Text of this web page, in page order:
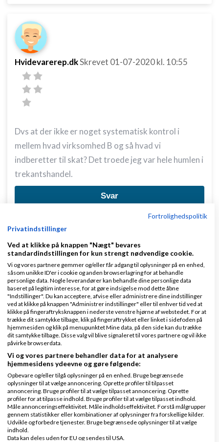
Hvidevarerep.dkSkrevet 01-07-2020kl. 10:55
Dvs at der ikke er noget systematisk kontrol i
mellem hvad virksomhed B og så hvad vi
indberetter til skat? Det troede jeg var hele humlen i
trekantshandel.
Svar
Jesper_nlSkrevet01-07-2020kl. 11:27
Hvidevarerep.dk:
Dvs at der ikke er noget systematisk kontrol i
mellem hvad virksomhed B og så hvad vi
indberetter til skat? Det troede jeg var hele
humlen i trekantshandel.
Jo, der er systematisk kontrol. Jeg kan ikke helt se
Fortrolighedspolitik
Privatindstillinger
Ved at klikke på knappen "Nægt" bevares
standardindstillingen for kun strengt nødvendige cookie.
Vi og vores partnere gemmer og/eller får adgang til oplysninger på en enhed,
såsom unikke ID'er i cookie og anden browserlagring for at behandle
personlige data. Nogle leverandører kan behandle dine personlige data
baseret på legitim interesse, for at gøre indsigelse mod dette åbne
"Indstillinger". Du kan acceptere, afvise eller administrere dine indstillinger
ved at klikke på knappen "Administrer indstillinger" eller til enhver tid ved at
klikke på fingeraftryksknappen i nederste venstre hjørne af webstedet. For at
trække dit samtykke tilbage, klik på fingeraftrykket eller linket i sidefoden på
hjemmesiden og klik på menupunktet Mine data, på den side kan du trække
dit samtykke tilbage. Disse valg vil blive signaleret til vores partnere og vil ikke
påvirke browserdata.
Vi og vores partnere behandler data for at analysere
hjemmesidens ydeevne og gøre følgende:
Opbevare og/eller tilgå oplysninger på en enhed. Bruge begrænsede
oplysninger til at vælge annoncering. Oprette profiler til tilpasset
annoncering. Bruge profiler til at vælge tilpasset annoncering. Oprette
profiler for at tilpasse indhold. Bruge profiler til at vælge tilpasset indhold.
Måle annonceringseffektivitet. Måle indholdseffektivitet. Forstå målgrupper
gennem statistikker eller kombinationer af oplysninger fra forskellige kilder.
Udvikle og forbedre tjenester. Bruge begrænsede oplysninger til at vælge
indhold.
Data kan deles uden for EU og sendes til USA.